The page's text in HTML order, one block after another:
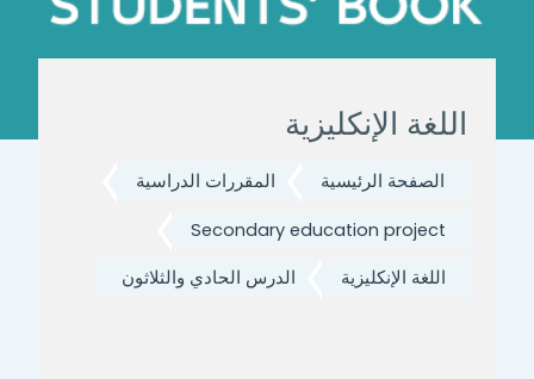
اللغة الإنكليزية
الصفحة الرئيسية المقررات الدراسية
Secondary education project
اللغة الإنكليزية الدرس الحادي والثلاثون